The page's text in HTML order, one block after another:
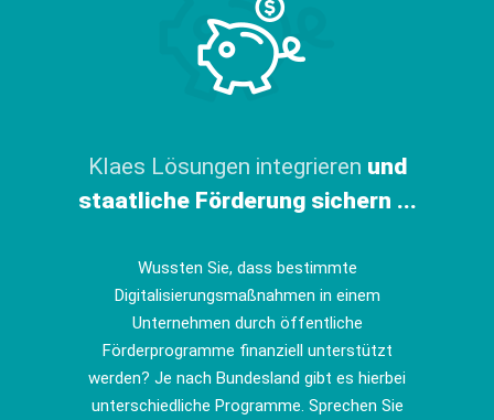
Klaes Lösungen integrieren und
staatliche Förderung sichern ...
Wussten Sie, dass bestimmte
Digitalisierungsmaßnahmen in einem
Unternehmen durch öffentliche
Förderprogramme finanziell unterstützt
werden? Je nach Bundesland gibt es hierbei
unterschiedliche Programme. Sprechen Sie